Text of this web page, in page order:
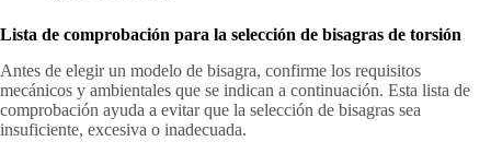
Lista de comprobación para la selección de bisagras de torsión
Antes de elegir un modelo de bisagra, confirme los requisitos
mecánicos y ambientales que se indican a continuación. Esta lista de
comprobación ayuda a evitar que la selección de bisagras sea
insuficiente, excesiva o inadecuada.